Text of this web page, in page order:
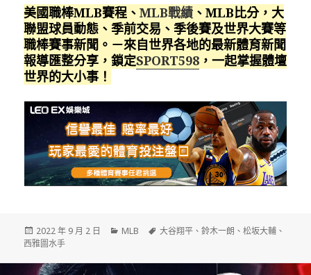
美國職棒MLB賽程、MLB戰績 、MLB比分，大
聯盟球員動態、季前交易、季後賽及世界大賽等
職棒賽事新聞。－來自世界各地的最新體育新聞
報導匯整分享，鎖定SPORT598 ，一起掌握體壇
世界的大小事！
發
佈
期:
2022 年 9 月 2 日
分
MLB
標
大谷翔平 、鈴木一朗 、松坂大輔 、
西雅圖水手